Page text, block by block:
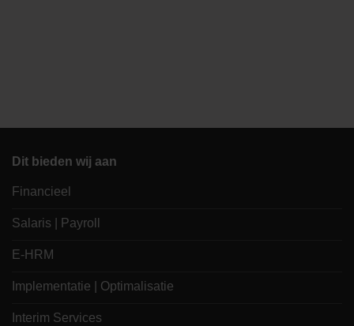
Dit bieden wij aan
Financieel
Salaris | Payroll
E-HRM
Implementatie | Optimalisatie
Interim Services